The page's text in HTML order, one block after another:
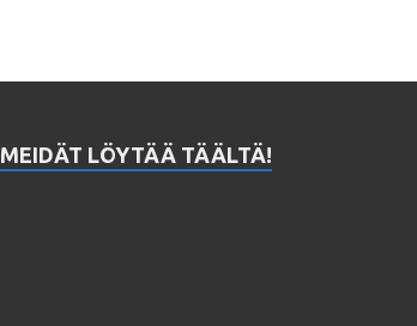
MEIDÄT LÖYTÄÄ TÄÄLTÄ!